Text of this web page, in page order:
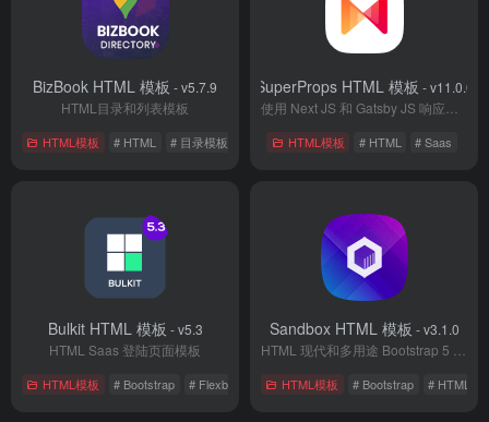
BizBook HTML 模板 - v5.7.9
HTML目录和列表模板
HTML模板 # HTML # 目录模板
SuperProps HTML 模板 - v11.0.0
HTML模板 # HTML # Saas
Bulkit HTML 模板 - v5.3
HTML Saas 登陆页面模板
HTML模板 # Bootstrap # Flexbox # HTML
Sandbox HTML 模板 - v3.1.0
HTML模板 # Bootstrap # HTML